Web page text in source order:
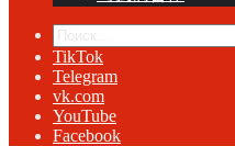
TikTok
Telegram
vk.com
YouTube
Facebook